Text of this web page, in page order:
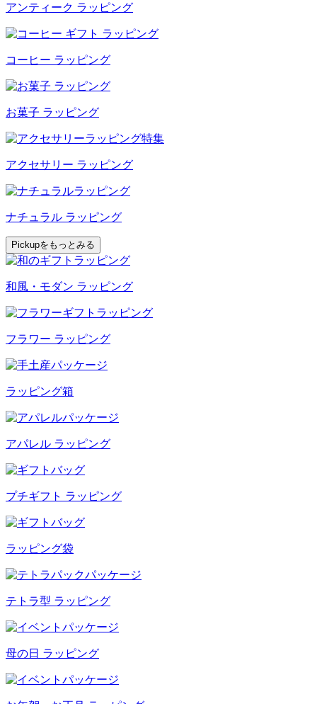
アンティーク ラッピング
コーヒー ラッピング
お菓子 ラッピング
アクセサリー ラッピング
ナチュラル ラッピング
Pickupをもっとみる
和風・モダン ラッピング
フラワー ラッピング
ラッピング箱
アパレル ラッピング
プチギフト ラッピング
ラッピング袋
テトラ型 ラッピング
母の日 ラッピング